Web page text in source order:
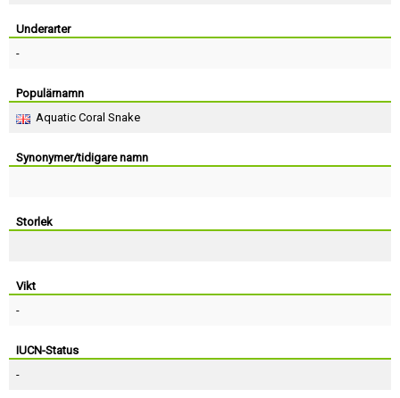
Underarter
-
Populärnamn
Aquatic Coral Snake
Synonymer/tidigare namn
Storlek
Vikt
-
IUCN-Status
-